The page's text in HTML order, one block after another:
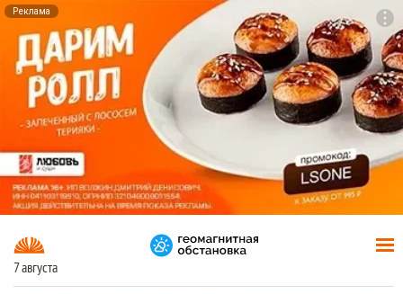
Реклама
7 августа